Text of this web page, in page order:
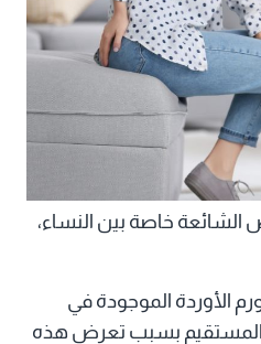
خاصة بين النساء،
الأوردة الموجودة في
المستقيم بسبب تعرض هذه